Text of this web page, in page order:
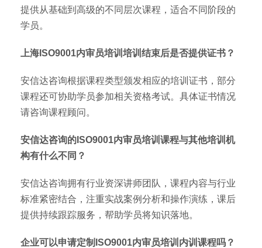
提供从基础到高级的不同层次课程，适合不同阶段的
学员。
上海ISO9001内审员培训培训结束后是否提供证书？
安信达咨询根据课程类型颁发相应的培训证书，部分
课程还可协助学员参加相关资格考试。具体证书情况
请咨询课程顾问。
安信达咨询的ISO9001内审员培训课程与其他培训机
构有什么不同？
安信达咨询拥有行业资深讲师团队，课程内容与行业
标准紧密结合，注重实战案例分析和操作演练，课后
提供持续跟踪服务，帮助学员将知识落地。
企业可以申请定制ISO9001内审员培训内训课程吗？